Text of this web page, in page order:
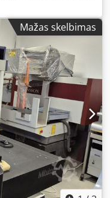
Apex C9206" buvo
eiga - 905 mm, Y
605 mm. Mašinoje
stalas, todėl joje yra
atlikti. Jei ieškote
apsvarstykite mūsų
C9206" KMM stakles.
informacijos. Dedoy
1080 x 2720 mm
Mažas skelbimas